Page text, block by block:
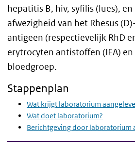
hepatitis B, hiv, syfilis (lues),
afwezigheid van het Rhesus
antigeen (respectievelijk RhD
erytrocyten antistoffen (IEA) en
bloedgroep.
Stappenplan
Wat krijgt laboratorium
Wat doet laboratorium?
Berichtgeving door laboratorium